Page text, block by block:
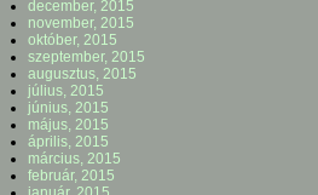
december, 2015
november, 2015
október, 2015
szeptember, 2015
augusztus, 2015
július, 2015
június, 2015
május, 2015
április, 2015
március, 2015
február, 2015